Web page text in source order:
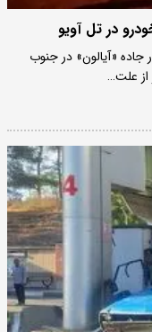
در تل آویو
«آیالون» در جنوب
از علت…